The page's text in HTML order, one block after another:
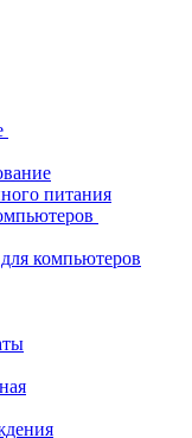
питания
компьютеров